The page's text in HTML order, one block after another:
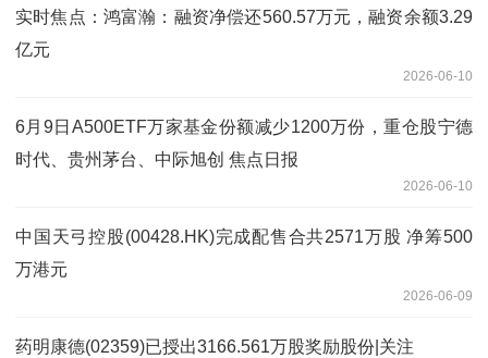
实时焦点：鸿富瀚：融资净偿还560.57万元，融资余额3.29
亿元
2026-06-10
6月9日A500ETF万家基金份额减少1200万份，重仓股宁德
时代、贵州茅台、中际旭创 焦点日报
2026-06-10
中国天弓控股(00428.HK)完成配售合共2571万股 净筹500
万港元
2026-06-09
药明康德(02359)已授出3166.561万股奖励股份|关注